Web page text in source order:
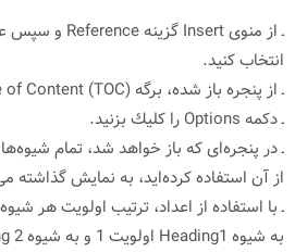
انتخاب كنید.
ـ از پنجره باز شده، برگه Table of Content (TOC) انتخاب كنید.
ـ دكمه Options را كلیك بزنید.
ـ در پنجره‌ای كه باز خواهد شد، تمام
از آن استفاده كرده‌اید، به نمایش گذاشته
ـ با استفاده از اعداد، ترتیب اولویت هر